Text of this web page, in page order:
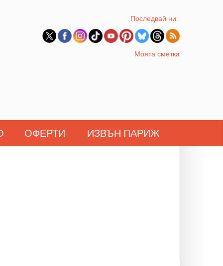
Последвай ни :
Моята сметка
ОФЕРТИ ИЗВЪН ПАРИЖ